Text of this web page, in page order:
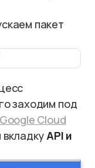
пакет
заходим под
Google Cloud
API и